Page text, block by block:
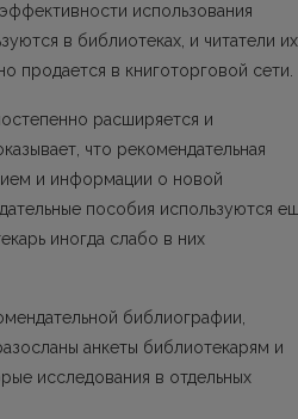
использования
в библиотеках, и читатели их
продается в книготорговой сети.
расширяется и
что рекомендательная
и информации о новой
пособия используются
иногда слабо в них
библиографии,
анкеты библиотекарям и
исследования в отдельных